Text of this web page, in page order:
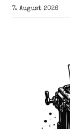
Zum
Inhalt
7. August 2026